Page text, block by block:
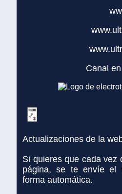
Canal
Actualizaciones de la
Si quieres que cada vez
página, se te envíe el
forma automática.